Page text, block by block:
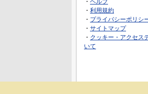
・ ヘルプ
・ 利用規約
・ プライバシーポリシ
・ サイトマップ
・ クッキー・アクセス
いて